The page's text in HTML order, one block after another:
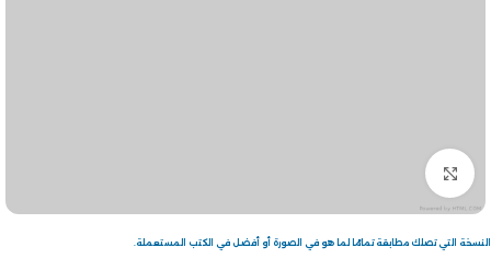
Click to enlarge
النسخة التي تصلك مطابقة تمامًا لما هو في الصورة أو أفضل في الكتب المستعملة.